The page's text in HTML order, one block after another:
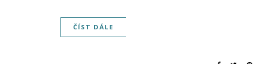
ČÍST DÁLE